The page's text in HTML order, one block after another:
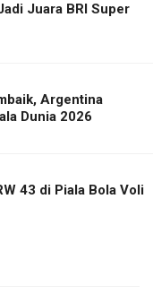
Juara BRI Super
Argentina
Dunia 2026
43 di Piala Bola Voli